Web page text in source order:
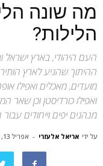
מה שונה
הלילות?
העם היהודי, בארץ ישראל
ההיתוך שהגיע לארץ הותיר
מועדים, מאכלים ואפילו
ואפילו כורדיסטן וכן שאר
מנהגים יפים וייחודים
על ידי אריאל אלעזרי - אפריל 13, 2022